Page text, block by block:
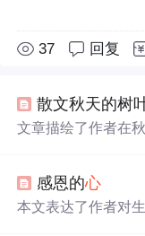
37 回复
散文秋天的树
文章描绘了作者在
感恩的心
本文表达了作者对